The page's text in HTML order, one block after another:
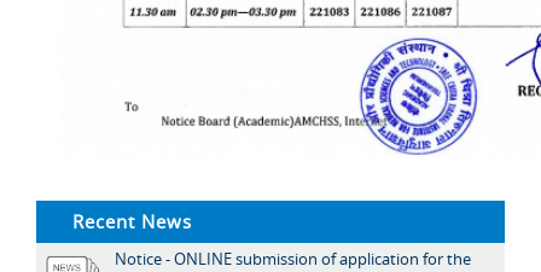
Recent News
Notice - ONLINE submission of application for the